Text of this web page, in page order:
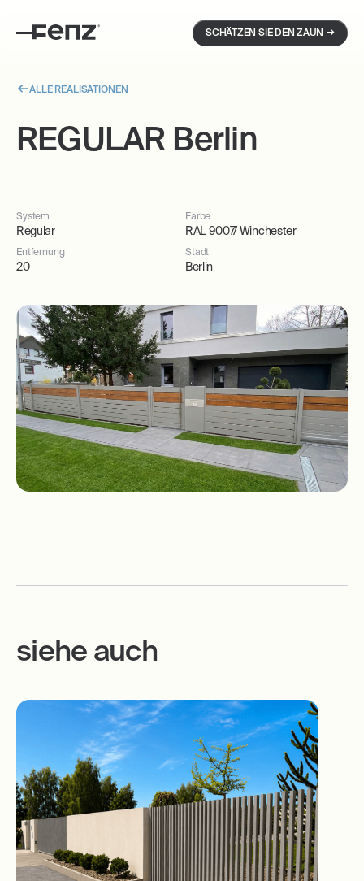
SCHÄTZEN SIE DEN ZAUN →
ALLE REALISATIONEN
REGULAR Berlin
System
Regular
Farbe
RAL 9007/ Winchester
Entfernung
20
Stadt
Berlin
siehe auch